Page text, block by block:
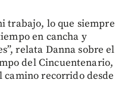
trabajo, lo que siempre
en cancha y
relata Danna sobre el
del Cincuentenario,
camino recorrido desde